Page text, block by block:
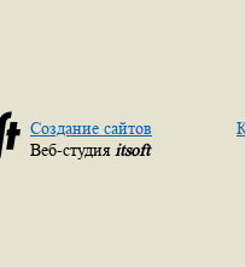
Создание сайтов
Веб-студия itsoft